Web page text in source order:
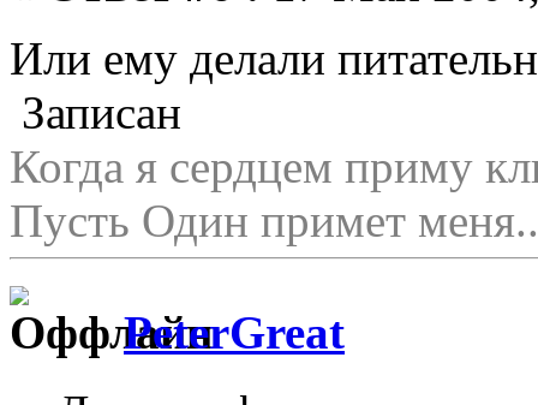
Или ему делали
Записан
Когда я сердцем приму
Пусть Один примет
PeterGreat